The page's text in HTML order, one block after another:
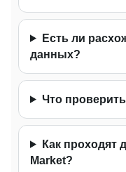
Есть ли
данных?
Что
Как проходят
Market?